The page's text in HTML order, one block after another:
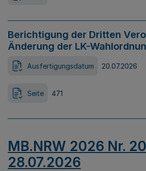
Berichtigung der Dritten
Änderung der LK-
Ausfertigungsdatum 20.07.2026
Seite 471
MB.NRW 2026 Nr.
28.07.2026